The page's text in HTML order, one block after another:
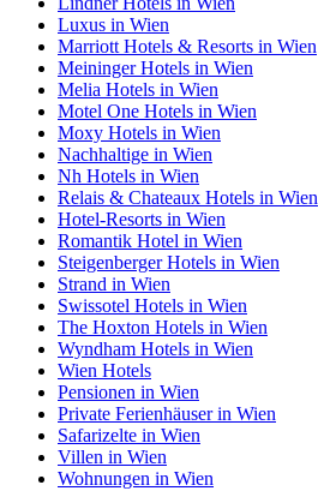
Luxus in Wien
Marriott Hotels & Resorts in Wien
Meininger Hotels in Wien
Melia Hotels in Wien
Motel One Hotels in Wien
Moxy Hotels in Wien
Nachhaltige in Wien
Nh Hotels in Wien
Relais & Chateaux Hotels in Wien
Hotel-Resorts in Wien
Romantik Hotel in Wien
Steigenberger Hotels in Wien
Strand in Wien
Swissotel Hotels in Wien
The Hoxton Hotels in Wien
Wyndham Hotels in Wien
Wien Hotels
Pensionen in Wien
Private Ferienhäuser in Wien
Safarizelte in Wien
Villen in Wien
Wohnungen in Wien